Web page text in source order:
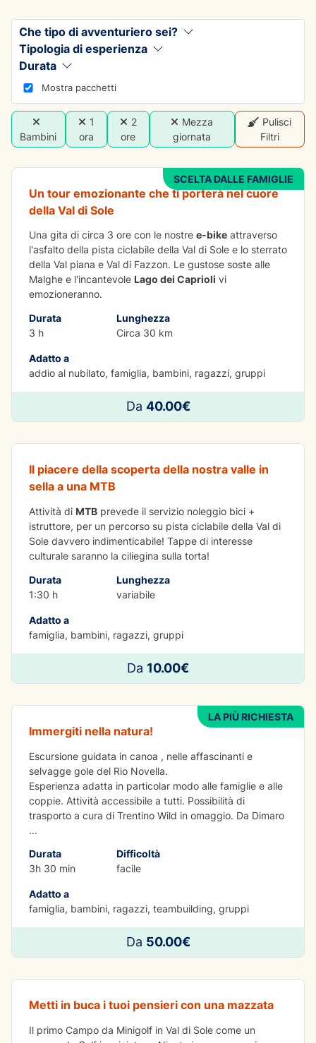
Che tipo di avventuriero sei?
Tipologia di esperienza
Durata
Mostra pacchetti
Bambini
1
ora
2
ore
Mezza
giornata
Pulisci
Filtri
SCELTA DALLE FAMIGLIE
DIVERTIMENTO
E-BIKE Tour Lago dei Caprioli
Un tour emozionante che ti porterà nel cuore
della Val di Sole
Una gita di circa 3 ore con le nostre e-bike attraverso
l'asfalto della pista ciclabile della Val di Sole e lo sterrato
della Val piana e Val di Fazzon. Le gustose soste alle
Malghe e l'incantevole Lago dei Caprioli vi
emozioneranno.
Durata
3 h
Lunghezza
Circa 30 km
Adatto a
addio al nubilato, famiglia, bambini, ragazzi, gruppi
Da 40.00€
IMPARARE DIVERTENDOSI
Mtb Non Solo Ciclabile
Il piacere della scoperta della nostra valle in
sella a una MTB
Attività di MTB prevede il servizio noleggio bici +
istruttore, per un percorso su pista ciclabile della Val di
Sole davvero indimenticabile! Tappe di interesse
culturale saranno la ciliegina sulla torta!
Durata
1:30 h
Lunghezza
variabile
Adatto a
famiglia, bambini, ragazzi, gruppi
Da 10.00€
LA PIÙ RICHIESTA
Kayak nei Canyon del Novella
Immergiti nella natura!
Escursione guidata in canoa , nelle affascinanti e
selvagge gole del Rio Novella.
Esperienza adatta in particolar modo alle famiglie e alle
coppie. Attività accessibile a tutti. Possibilità di
trasporto a cura di Trentino Wild in omaggio. Da Dimaro
...
Durata
3h 30 min
Difficoltà
facile
Adatto a
famiglia, bambini, ragazzi, teambuilding, gruppi
Da 50.00€
IMPARARE DIVERTENDOSI
Minigolf WILD Experience
Metti in buca i tuoi pensieri con una mazzata
Il primo Campo da Minigolf in Val di Sole come un